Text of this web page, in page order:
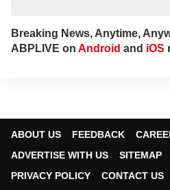
Breaking News, Anytime,
ABPLIVE on Android and iOS
ABOUT US FEEDBACK
ADVERTISE WITH US
SITEMAP
PRIVACY POLICY
CONTACT US